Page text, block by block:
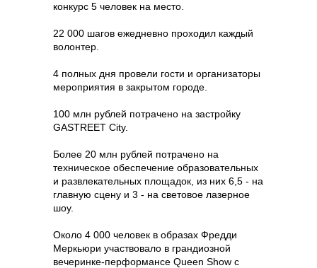
конкурс 5 человек на место.
22 000 шагов ежедневно проходил каждый
волонтер.
4 полных дня провели гости и организаторы
мероприятия в закрытом городе.
100 млн рублей потрачено на застройку
GASTREET City.
Более 20 млн рублей потрачено на
техническое обеспечение образовательных
и развлекательных площадок, из них 6,5 - на
главную сцену и 3 - на световое лазерное
шоу.
Около 4 000 человек в образах Фредди
Меркьюри участвовало в грандиозной
вечеринке-перформансе Queen Show с